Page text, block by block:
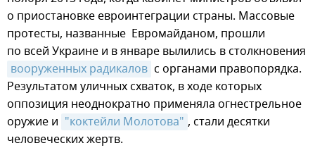
о приостановке евроинтеграции страны. Массовые
протесты, названные Евромайданом, прошли
по всей Украине и в январе вылились в столкновения
вооруженных радикалов с органами правопорядка.
Результатом уличных схваток, в ходе которых
оппозиция неоднократно применяла огнестрельное
оружие и "коктейли Молотова" , стали десятки
человеческих жертв.